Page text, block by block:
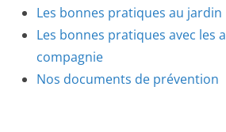
Les bonnes pratiques au jardin
Les bonnes pratiques avec les
compagnie
Nos documents de prévention